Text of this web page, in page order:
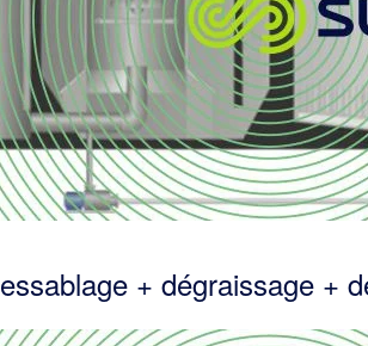
essablage + dégraissage +